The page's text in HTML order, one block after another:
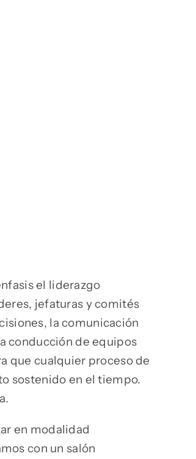
el liderazgo
jefaturas y comités
la comunicación
conducción de equipos
que cualquier proceso de
sostenido en el tiempo.
en modalidad
con un salón